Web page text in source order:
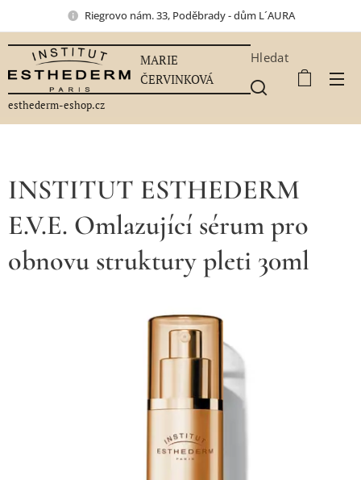
Riegrovo nám. 33, Poděbrady - dům L´AURA
MARIE
ČERVINKOVÁ
esthederm-eshop.cz
Hledat
INSTITUT ESTHEDERM
E.V.E. Omlazující sérum pro
obnovu struktury pleti 30ml